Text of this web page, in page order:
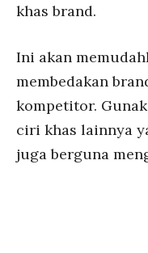
khas brand.
Ini akan
membedakan
kompetitor.
ciri khas lainnya
juga berguna